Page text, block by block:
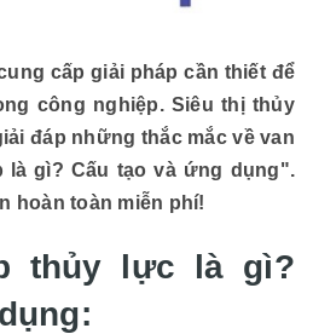
cấp giải pháp cần thiết để
công nghiệp. Siêu thị thủy
đáp những thắc mắc về van
là gì? Cấu tạo và ứng dụng".
hoàn toàn miễn phí!
thủy lực là gì?